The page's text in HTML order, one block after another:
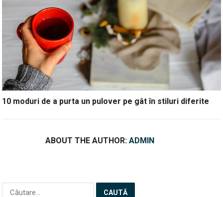
10 moduri de a purta un pulover pe gât în stiluri diferite
ABOUT THE AUTHOR:ADMIN
Caută